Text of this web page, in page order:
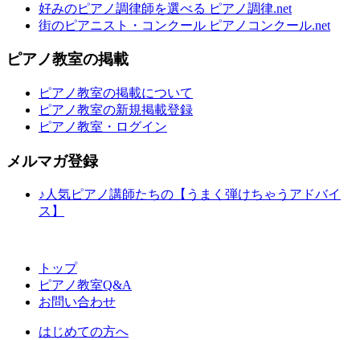
好みのピアノ調律師を選べる ピアノ調律.net
街のピアニスト・コンクール ピアノコンクール.net
ピアノ教室の掲載
ピアノ教室の掲載について
ピアノ教室の新規掲載登録
ピアノ教室・ログイン
メルマガ登録
♪人気ピアノ講師たちの【うまく弾けちゃうアドバイ
ス】
トップ
ピアノ教室Q&A
お問い合わせ
はじめての方へ